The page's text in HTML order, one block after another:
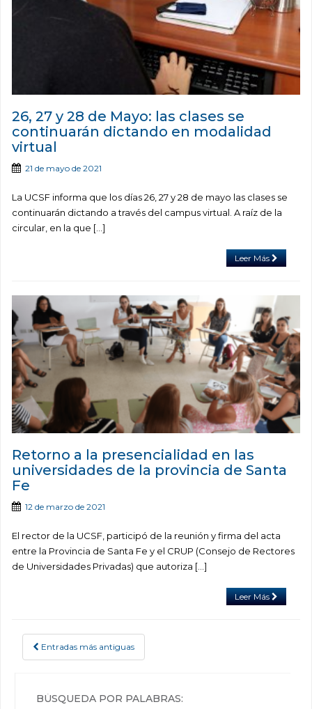
26, 27 y 28 de Mayo: las clases se
continuarán dictando en modalidad
virtual
21 de mayo de 2021
La UCSF informa que los días 26, 27 y 28 de mayo las clases se
continuarán dictando a través del campus virtual. A raíz de la
circular, en la que […]
Leer Más
Retorno a la presencialidad en las
universidades de la provincia de Santa
Fe
12 de marzo de 2021
El rector de la UCSF, participó de la reunión y firma del acta
entre la Provincia de Santa Fe y el CRUP (Consejo de Rectores
de Universidades Privadas) que autoriza […]
Leer Más
POSTS NAVIGATION
Entradas más antiguas
BÚSQUEDA POR PALABRAS: